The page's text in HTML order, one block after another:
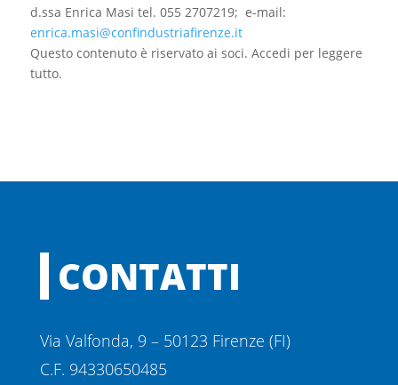
d.ssa Enrica Masi tel. 055 2707219; e-mail:
enrica.masi@confindustriafirenze.it
Questo contenuto è riservato ai soci. Accedi per leggere
tutto.
CONTATTI
Via Valfonda, 9 – 50123 Firenze (FI)
C.F. 94330650485